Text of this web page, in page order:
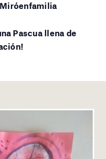
Pascua llena de